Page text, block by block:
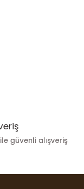
güvenli alışveriş